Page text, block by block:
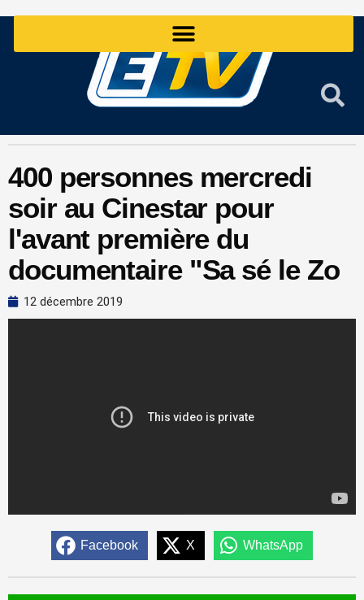
400 personnes mercredi
soir au Cinestar pour
l'avant première du
documentaire "Sa sé le Zo
12 décembre 2019
Facebook X WhatsApp